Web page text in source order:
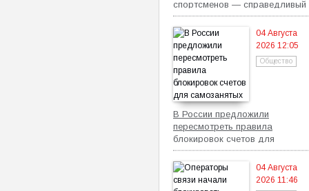
спортсменов — справедливый
механизм
04 Августа
2026 12:05
Общество
В России предложили
пересмотреть правила
блокировок счетов для
самозанятых
04 Августа
2026 11:46